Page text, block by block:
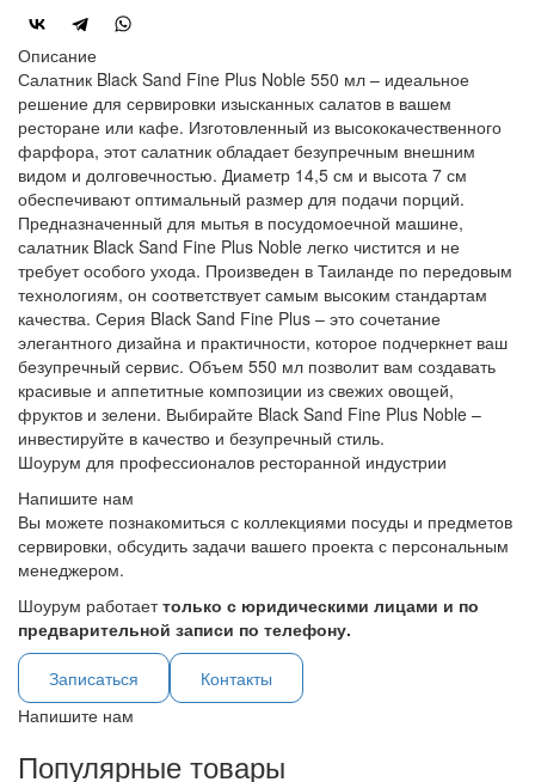
Описание
Салатник Black Sand Fine Plus Noble 550 мл – идеальное
решение для сервировки изысканных салатов в вашем
ресторане или кафе. Изготовленный из высококачественного
фарфора, этот салатник обладает безупречным внешним
видом и долговечностью. Диаметр 14,5 см и высота 7 см
обеспечивают оптимальный размер для подачи порций.
Предназначенный для мытья в посудомоечной машине,
салатник Black Sand Fine Plus Noble легко чистится и не
требует особого ухода. Произведен в Таиланде по передовым
технологиям, он соответствует самым высоким стандартам
качества. Серия Black Sand Fine Plus – это сочетание
элегантного дизайна и практичности, которое подчеркнет ваш
безупречный сервис. Объем 550 мл позволит вам создавать
красивые и аппетитные композиции из свежих овощей,
фруктов и зелени. Выбирайте Black Sand Fine Plus Noble –
инвестируйте в качество и безупречный стиль.
Шоурум для профессионалов ресторанной индустрии
Напишите нам
Вы можете познакомиться с коллекциями посуды и предметов
сервировки, обсудить задачи вашего проекта с персональным
менеджером.
Шоурум работаеттолько с юридическими лицами и по
предварительной записи по телефону.
Записаться
Контакты
Напишите нам
Популярные товары